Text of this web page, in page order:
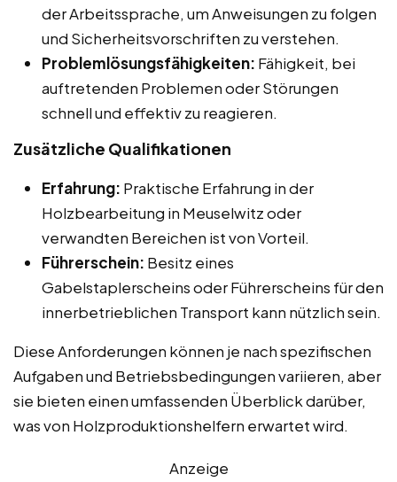
der Arbeitssprache, um Anweisungen zu folgen
und Sicherheitsvorschriften zu verstehen.
Problemlösungsfähigkeiten: Fähigkeit, bei
auftretenden Problemen oder Störungen
schnell und effektiv zu reagieren.
Zusätzliche Qualifikationen
Erfahrung: Praktische Erfahrung in der
Holzbearbeitung in Meuselwitz oder
verwandten Bereichen ist von Vorteil.
Führerschein: Besitz eines
Gabelstaplerscheins oder Führerscheins für den
innerbetrieblichen Transport kann nützlich sein.
Diese Anforderungen können je nach spezifischen
Aufgaben und Betriebsbedingungen variieren, aber
sie bieten einen umfassenden Überblick darüber,
was von Holzproduktionshelfern erwartet wird.
Anzeige